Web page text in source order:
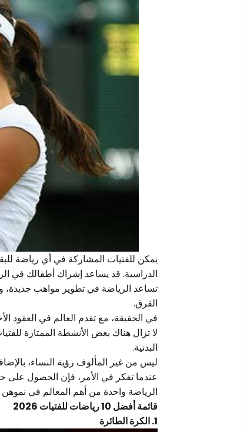
يمكن للفتيات المشاركة في أي رياضة
الدراسية. قد يساعد إشراك أطفالك في
تساعد الرياضة في تطوير مواهب جديدة،
الفرق.
في الحقيقة، مع تقدم العالم في العقود
لا تزال هناك بعض الأنشطة الممتازة
البدنية.
ليس من غير المألوف رؤية النساء،
عندما تفكر في الأمر، فإن الحصول على
الرياضة واحدة من أهم المعالم في
قائمة أفضل 10 رياضات للفتيات 2026
1. الكرة الطائرة